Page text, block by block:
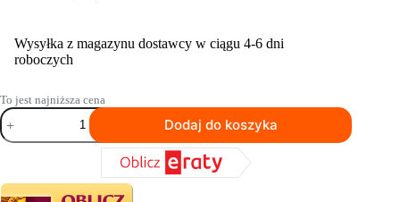
Wysyłka z magazynu dostawcy w ciągu 4-6 dni
roboczych
To jest najniższa cena
ilość
Przecinarka
do
asfaltu
Dodaj do koszyka